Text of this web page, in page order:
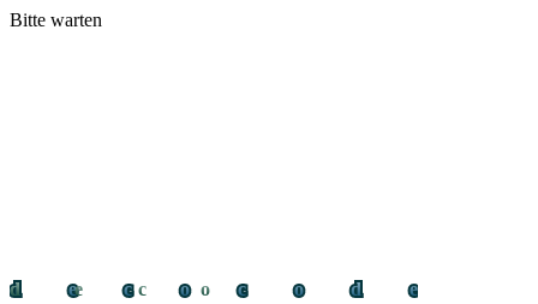
Bitte warten
decocode
decocode
deco